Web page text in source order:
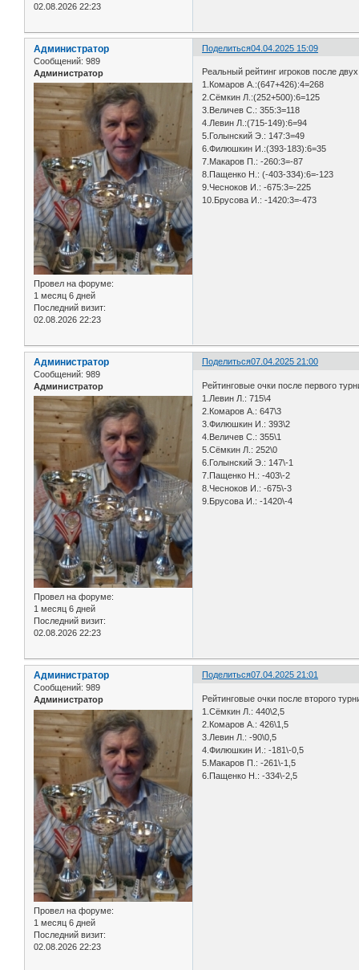
02.08.2026 22:23
Поделиться04.04.2025 15:09
Администратор
Сообщений: 989
Администратор
Провел на форуме:
1 месяц 6 дней
Последний визит:
02.08.2026 22:23
Реальный рейтинг игроков после
1.Комаров А.:(647+426):4=268
2.Сёмкин Л.:(252+500):6=125
3.Величев С.: 355:3=118
4.Левин Л.:(715-149):6=94
5.Голынский Э.: 147:3=49
6.Филюшкин И.:(393-183):6=35
7.Макаров П.: -260:3=-87
8.Пащенко Н.: (-403-334):6=-123
9.Чесноков И.: -675:3=-225
10.Брусова И.: -1420:3=-473
Поделиться07.04.2025 21:00
Администратор
Сообщений: 989
Администратор
Провел на форуме:
1 месяц 6 дней
Последний визит:
02.08.2026 22:23
Рейтинговые очки после первого
1.Левин Л.: 715\4
2.Комаров А.: 647\3
3.Филюшкин И.: 393\2
4.Величев С.: 355\1
5.Сёмкин Л.: 252\0
6.Голынский Э.: 147\-1
7.Пащенко Н.: -403\-2
8.Чесноков И.: -675\-3
9.Брусова И.: -1420\-4
Поделиться07.04.2025 21:01
Администратор
Сообщений: 989
Администратор
Провел на форуме:
1 месяц 6 дней
Последний визит:
02.08.2026 22:23
Рейтинговые очки после второго
1.Сёмкин Л.: 440\2,5
2.Комаров А.: 426\1,5
3.Левин Л.: -90\0,5
4.Филюшкин И.: -181\-0,5
5.Макаров П.: -261\-1,5
6.Пащенко Н.: -334\-2,5